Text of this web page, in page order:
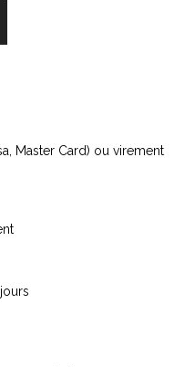
Master Card) ou virement